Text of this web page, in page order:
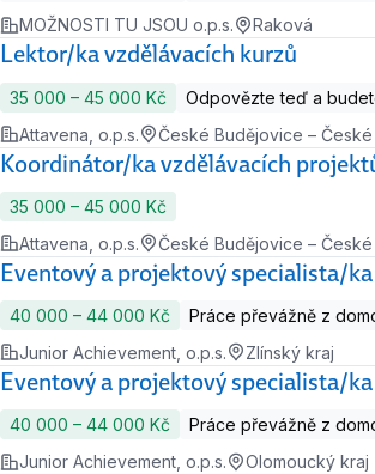
MOŽNOSTI TU JSOU o.p.s.
Raková
Lektor/ka vzdělávacích kurzů
35 000 ‍–‍ 45 000 Kč
Odpovězte teď a
Attavena, o.p.s.
České Budějovice –
Koordinátor/ka vzdělávacích
35 000 ‍–‍ 45 000 Kč
Attavena, o.p.s.
České Budějovice –
Eventový a projektový specialista/ka
40 000 ‍–‍ 44 000 Kč
Práce převážně z
Junior Achievement, o.p.s.
Zlínský kraj
Eventový a projektový specialista/ka
40 000 ‍–‍ 44 000 Kč
Práce převážně z
Junior Achievement, o.p.s.
Olomoucký kraj